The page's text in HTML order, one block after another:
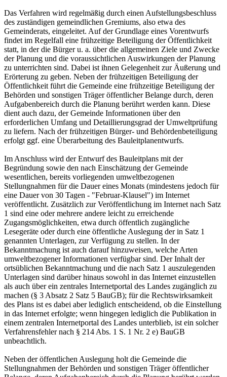
Das Verfahren wird regelmäßig durch einen Aufstellungsbeschluss
des zuständigen gemeindlichen Gremiums, also etwa des
Gemeinderats, eingeleitet. Auf der Grundlage eines Vorentwurfs
findet im Regelfall eine frühzeitige Beteiligung der Öffentlichkeit
statt, in der die Bürger u. a. über die allgemeinen Ziele und Zwecke
der Planung und die voraussichtlichen Auswirkungen der Planung
zu unterrichten sind. Dabei ist ihnen Gelegenheit zur Äußerung und
Erörterung zu geben. Neben der frühzeitigen Beteiligung der
Öffentlichkeit führt die Gemeinde eine frühzeitige Beteiligung der
Behörden und sonstigen Träger öffentlicher Belange durch, deren
Aufgabenbereich durch die Planung berührt werden kann. Diese
dient auch dazu, der Gemeinde Informationen über den
erforderlichen Umfang und Detaillierungsgrad der Umweltprüfung
zu liefern. Nach der frühzeitigen Bürger- und Behördenbeteiligung
erfolgt ggf. eine Überarbeitung des Bauleitplanentwurfs.
Im Anschluss wird der Entwurf des Bauleitplans mit der
Begründung sowie den nach Einschätzung der Gemeinde
wesentlichen, bereits vorliegenden umweltbezogenen
Stellungnahmen für die Dauer eines Monats (mindestens jedoch für
eine Dauer von 30 Tagen - "Februar-Klausel") im Internet
veröffentlicht. Zusätzlich zur Veröffentlichung im Internet nach Satz
1 sind eine oder mehrere andere leicht zu erreichende
Zugangsmöglichkeiten, etwa durch öffentlich zugängliche
Lesegeräte oder durch eine öffentliche Auslegung der in Satz 1
genannten Unterlagen, zur Verfügung zu stellen. In der
Bekanntmachung ist auch darauf hinzuweisen, welche Arten
umweltbezogener Informationen verfügbar sind. Der Inhalt der
ortsüblichen Bekanntmachung und die nach Satz 1 auszulegenden
Unterlagen sind darüber hinaus sowohl in das Internet einzustellen
als auch über ein zentrales Internetportal des Landes zugänglich zu
machen (§ 3 Absatz 2 Satz 5 BauGB); für die Rechtswirksamkeit
des Plans ist es dabei aber lediglich entscheidend, ob die Einstellung
in das Internet erfolgte; wenn hingegen lediglich die Publikation in
einem zentralen Internetportal des Landes unterblieb, ist ein solcher
Verfahrensfehler nach § 214 Abs. 1 S. 1 Nr. 2 e) BauGB
unbeachtlich.
Neben der öffentlichen Auslegung holt die Gemeinde die
Stellungnahmen der Behörden und sonstigen Träger öffentlicher